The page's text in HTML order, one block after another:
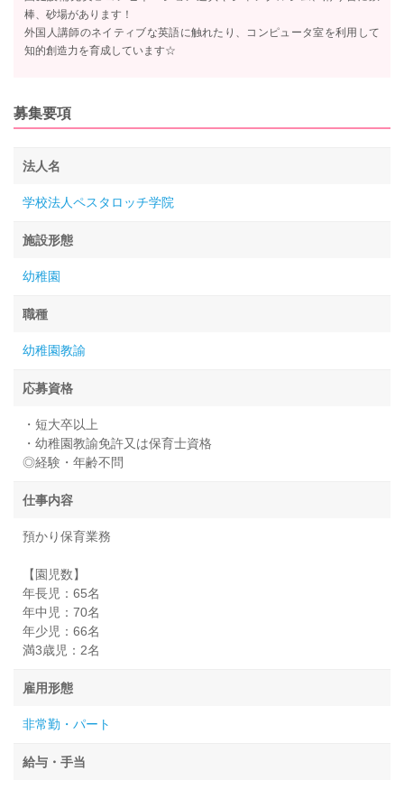
棒、砂場があります！
外国人講師のネイティブな英語に触れたり、コンピュータ室を利用して
知的創造力を育成しています☆
募集要項
法人名
学校法人ペスタロッチ学院
施設形態
幼稚園
職種
幼稚園教諭
応募資格
・短大卒以上
・幼稚園教諭免許又は保育士資格
◎経験・年齢不問
仕事内容
預かり保育業務
【園児数】
年長児：65名
年中児：70名
年少児：66名
満3歳児：2名
雇用形態
非常勤・パート
給与・手当